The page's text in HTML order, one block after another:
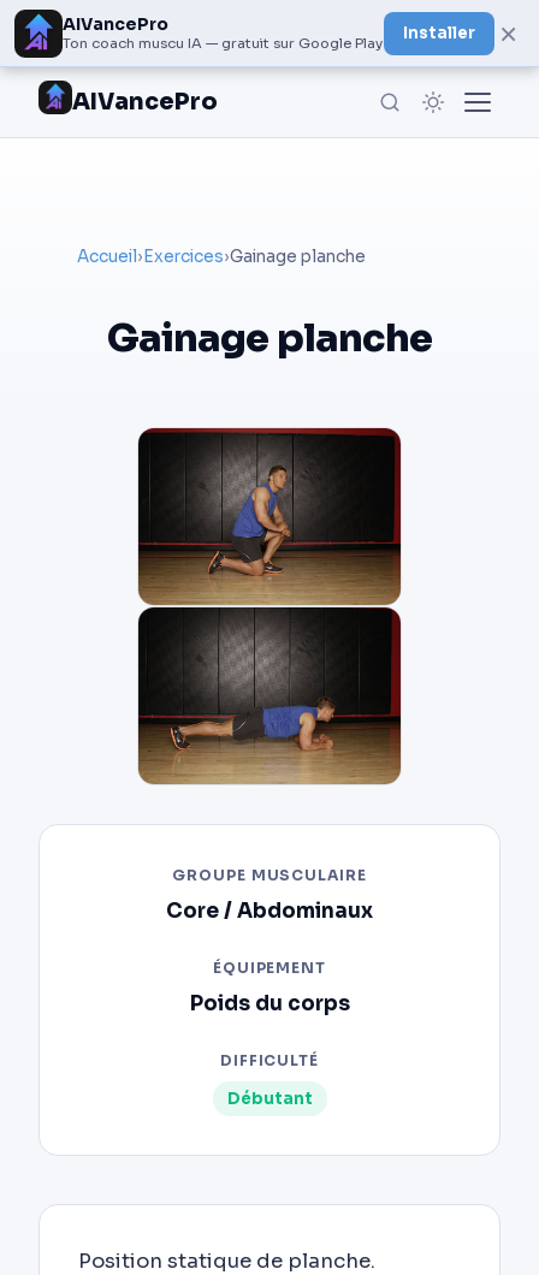
AIVancePro
Ton coach muscu IA — gratuit sur Google Play
Installer ×
AIVancePro
Accueil› Exercices›Gainage planche
Gainage planche
GROUPE MUSCULAIRE
Core / Abdominaux
ÉQUIPEMENT
Poids du corps
DIFFICULTÉ
Débutant
Position statique de planche.